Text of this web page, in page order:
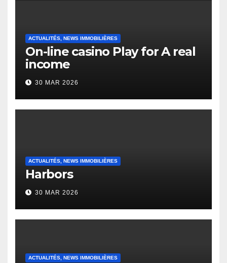
ACTUALITÉS, NEWS IMMOBILIÈRES
On-line casino Play for A real
income
30 MAR 2026
ACTUALITÉS, NEWS IMMOBILIÈRES
Harbors
30 MAR 2026
ACTUALITÉS, NEWS IMMOBILIÈRES